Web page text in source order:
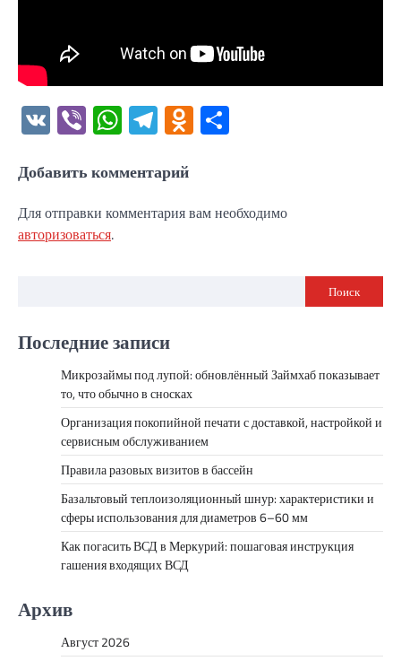
VK ViberWhatsApp
Telegram
Odnoklassniki
Добавить комментарий
Для отправки комментария вам необходимо
авторизоваться.
Поиск
Последние записи
Микрозаймы под лупой: обновлённый Займхаб показывает
то, что обычно в сносках
Организация покопийной печати с доставкой, настройкой и
сервисным обслуживанием
Правила разовых визитов в бассейн
Базальтовый теплоизоляционный шнур: характеристики и
сферы использования для диаметров 6–60 мм
Как погасить ВСД в Меркурий: пошаговая инструкция
гашения входящих ВСД
Архив
Август 2026